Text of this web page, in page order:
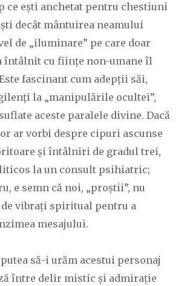
ce ești anchetat pentru chestiuni
decât mântuirea neamului
de „iluminare” pe care doar
întâlnit cu ființe non-umane îl
fascinant cum adepții săi,
la „manipulările ocultei”,
aceste paralele divine. Dacă
ar vorbi despre cipuri ascunse
și întâlniri de gradul trei,
la un consult psihiatric;
e semn că noi, „proștii”, nu
vibrați spiritual pentru a
mesajului.
să-i urăm acestui personaj
între delir mistic și admirație